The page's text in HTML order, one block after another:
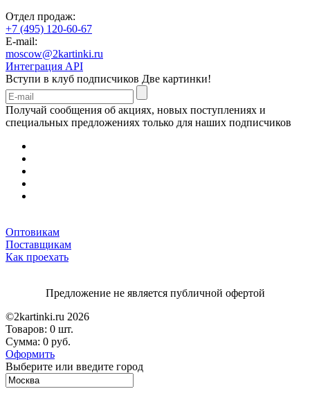
Отдел продаж:
+7 (495) 120-60-67
E-mail:
moscow@2kartinki.ru
Интеграция API
Вступи в клуб подписчиков Две картинки!
Получай сообщения об акциях, новых поступлениях и
специальных предложениях только для наших подписчиков
Оптовикам
Поставщикам
Как проехать
Предложение не является публичной офертой
©2kartinki.ru 2026
Товаров: 0 шт.
Сумма: 0 руб.
Оформить
Выберите или введите город